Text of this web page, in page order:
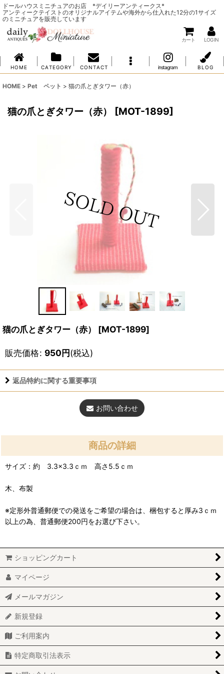
ドールハウスミニチュアのお店 *デイリーアンティークス*
アンティークテイストのオリジナルアイテムや海外から仕入れた12分の1サイズ
のミニチュアを販売しています
カート LOG IN
H O M E C A T E G O R Y C O N T A C T instagram B L O G
HOME > Pet ペット > 猫の爪とぎタワー（赤）
猫の爪とぎタワー（赤） [MOT-1899]
猫の爪とぎタワー（赤） [MOT-1899]
販売価格: 950円(税込)
返品特約に関する重要事項
お問い合わせ
商品の詳細
サイズ：約 3.3×3.3ｃｍ 高さ5.5ｃｍ
木、布製
※定形外普通郵便での発送をご希望の場合は、梱包すると厚み3ｃｍ
以上の為、普通郵便200円をお選び下さい。
ショッピングカート
マイページ
メールマガジン
新規登録
ご利用案内
特定商取引法表示